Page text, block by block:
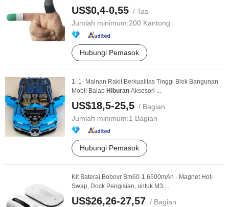
US$0,4-0,55 / Tas
Jumlah minimum:200 Kantong
Hubungi Pemasok
1: 1- Mainan Rakit Berkualitas Tinggi Blok Bangunan
Mobil Balap Hiburan Aksesori ...
US$18,5-25,5 / Bagian
Jumlah minimum:1 Bagian
Hubungi Pemasok
Kit Baterai Bobovr Bm60-1 6500mAh - Magnet Hot-
Swap, Dock Pengisian, untuk M3 ...
US$26,26-27,57 / Bagian